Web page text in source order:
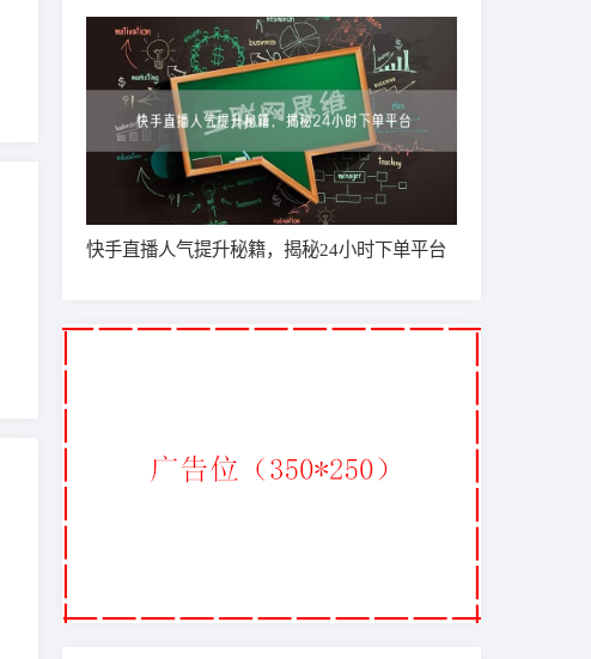
快手直播人气提升秘籍，揭秘24小时下单平台